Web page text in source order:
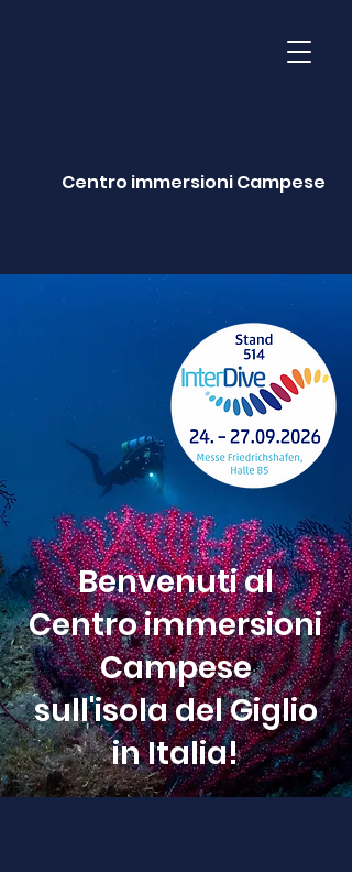
Centro immersioni Campese
Contattaci
Benvenuti al
Centro immersioni
Campese
sull'isola del Giglio
in Italia!